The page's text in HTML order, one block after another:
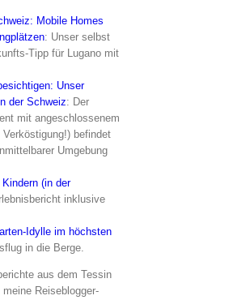
Mobile Homes
: Unser selbst
Tipp für Lugano mit
Unser
der Schweiz: Der
mit angeschlossenem
befindet
Umgebung
(in der
inklusive
Idylle im höchsten
in die Berge.
aus dem Tessin
Reiseblogger-